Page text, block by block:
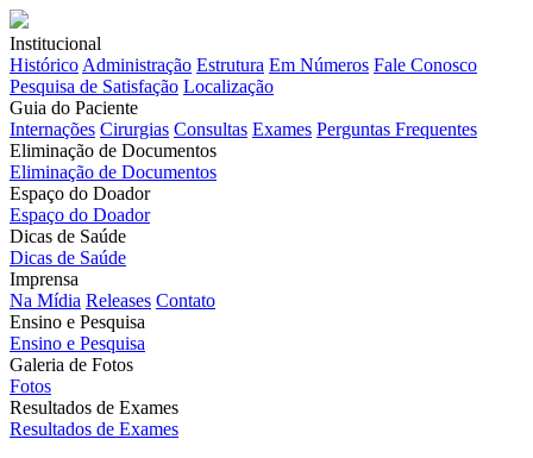
Institucional
Histórico Administração Estrutura Em Números Fale Conosco
Pesquisa de Satisfação Localização
Guia do Paciente
Internações Cirurgias Consultas Exames Perguntas Frequentes
Eliminação de Documentos
Eliminação de Documentos
Espaço do Doador
Espaço do Doador
Dicas de Saúde
Dicas de Saúde
Imprensa
Na Mídia Releases Contato
Ensino e Pesquisa
Ensino e Pesquisa
Galeria de Fotos
Fotos
Resultados de Exames
Resultados de Exames